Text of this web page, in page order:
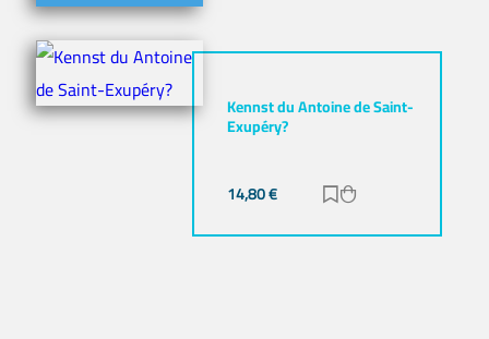
Kennst du Antoine de Saint-
Exupéry?
14,80€ Zur Merkliste